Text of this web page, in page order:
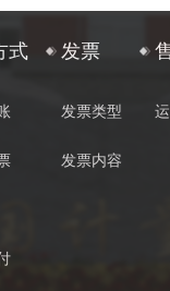
式 发票
发票类型
发票内容